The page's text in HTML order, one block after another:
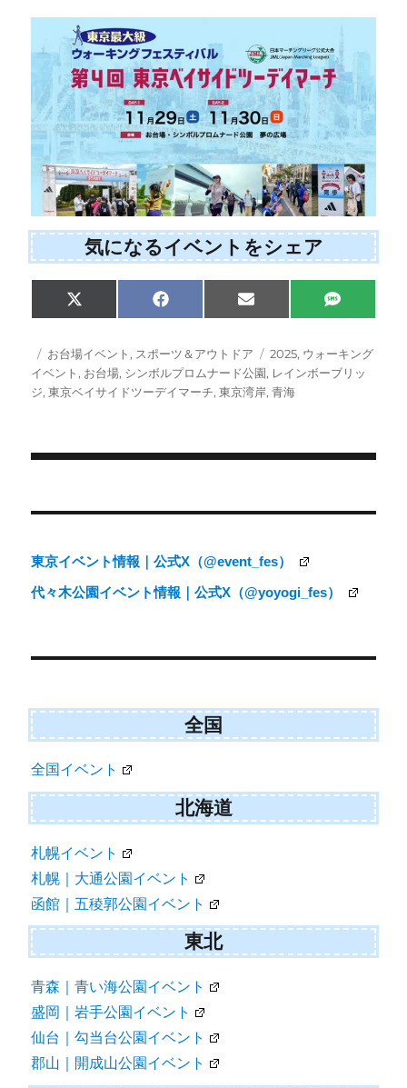
気になるイベントをシェア
Share
on
X
(
w
i
t
t
Share
on
F
a
e
b
o
o
Share
on
E
m
l
Share
on
S
M
投
稿
日:
カ
テ
ゴ
お台場イベント, スポーツ＆アウトドア
タ
グ
2025, ウォーキング
イベント, お台場, シンボルプロムナード公園, レインボーブリッ
ジ,東京ベイサイドツーデイマーチ,東京湾岸,青海
稿
ビ
ゲ
シ
ン
東京イベント情報｜公式X（@event_fes）
代々木公園イベント情報｜公式X（@yoyogi_fes）
全国
全国イベント
北海道
札幌イベント
札幌｜大通公園イベント
函館｜五稜郭公園イベント
東北
青森｜青い海公園イベント
盛岡｜岩手公園イベント
仙台｜勾当台公園イベント
郡山｜開成山公園イベント